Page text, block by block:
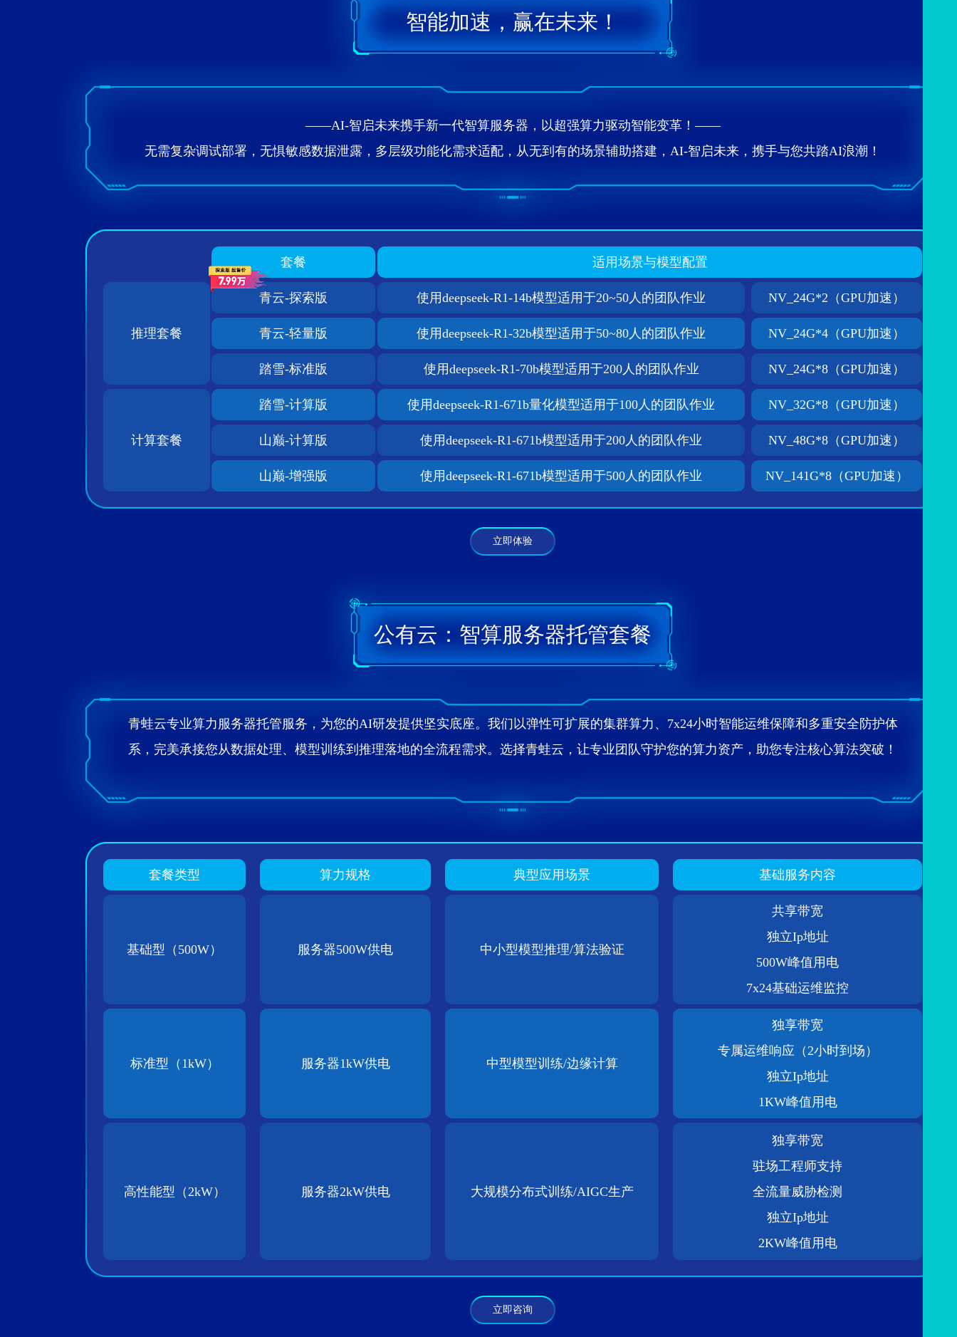
智能加速，赢在未来！
——AI-智启未来携手新一代智算服务器，以超强算力驱动智能变革！——
无需复杂调试部署，无惧敏感数据泄露，多层级功能化需求适配，从无到有的场景辅助搭建，AI-智启未来，携手与您共踏AI浪潮！
套餐 适用场景与模型配置
推理套餐
青云-探索版 使用deepseek-R1-14b模型适用于20~50人的团队作业 NV_24G*2（GPU加速）
青云-轻量版 使用deepseek-R1-32b模型适用于50~80人的团队作业 NV_24G*4（GPU加速）
踏雪-标准版 使用deepseek-R1-70b模型适用于200人的团队作业 NV_24G*8（GPU加速）
计算套餐
踏雪-计算版 使用deepseek-R1-671b量化模型适用于100人的团队作业 NV_32G*8（GPU加速）
山巅-计算版 使用deepseek-R1-671b模型适用于200人的团队作业 NV_48G*8（GPU加速）
山巅-增强版 使用deepseek-R1-671b模型适用于500人的团队作业 NV_141G*8（GPU加速）
立即体验
公有云：智算服务器托管套餐
青蛙云专业算力服务器托管服务，为您的AI研发提供坚实底座。我们以弹性可扩展的集群算力、7x24小时智能运维保障和多重安全防护体
系，完美承接您从数据处理、模型训练到推理落地的全流程需求。选择青蛙云，让专业团队守护您的算力资产，助您专注核心算法突破！
套餐类型 算力规格 典型应用场景 基础服务内容
基础型（500W） 服务器500W供电 中小型模型推理/算法验证
共享带宽
独立Ip地址
500W峰值用电
7x24基础运维监控
标准型（1kW） 服务器1kW供电 中型模型训练/边缘计算
独享带宽
专属运维响应（2小时到场）
独立Ip地址
1KW峰值用电
高性能型（2kW） 服务器2kW供电 大规模分布式训练/AIGC生产
独享带宽
驻场工程师支持
全流量威胁检测
独立Ip地址
2KW峰值用电
立即咨询